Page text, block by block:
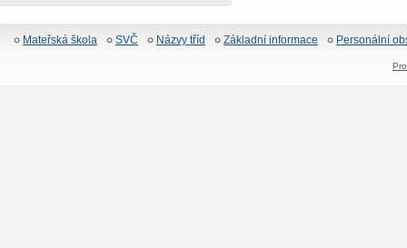
Mateřská škola SVČ Názvy tříd Základní informace Personální